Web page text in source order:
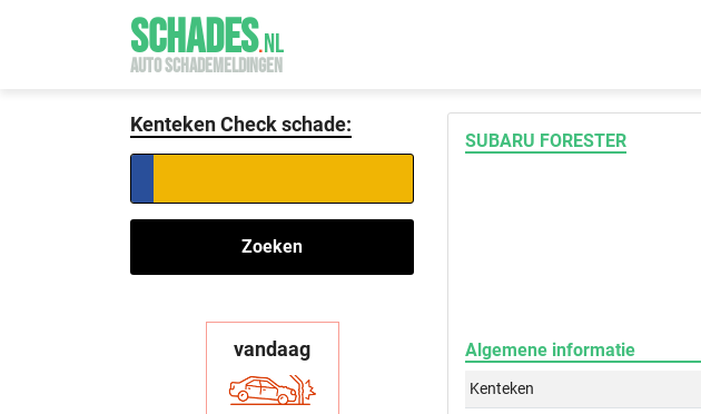
SCHADES.NL
AUTO SCHADEMELDINGEN
Kenteken Check schade:
Zoeken
vandaag
SUBARU FORESTER
Algemene informatie
Kenteken